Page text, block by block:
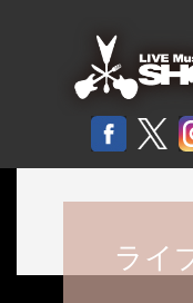
ライ